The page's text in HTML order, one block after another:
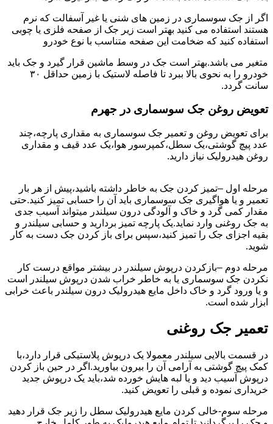
اگر از جک سوسماری در زمین های شنی یا غیر آسفالت که نرم
هستند استفاده می کنید بهتر است زیر جک از صفحه فلزی یا چوبی
استفاده کنید که ضخامت این صفحه متناسب با نوع خودرو
متغیر می باشد.بهتر است جک در وسط ماشین قرار گیرد و جک باید
خودرو را به نحوی بالا ببرد تا فاصله لاستیک با زمین حداقل ۳۰
سانت گردد.
تعویض روغن جک سوسماری در جهرم
برای تعویض روغن و تعمیر جک سوسماری به مقداری پارچه،چند
عدد پیچ گوشتی،یک سطل،کمپرسور هوا،یک عدد قیف و مقداری
روغن هیدرولیک نیاز دارید.
مرحله اول –تمیز کردن جک به خاطر داشته باشید،پیش از هر بار
تعمیر و یا هواگیری جک سوسماری باید آن را حسابی تمیز کنید.حتی
مقدار کمی گرد و خاک و آلودگی درون سیلندر میتواند آسیب جدی
به جک روغنی وارد نماید.یک پارچه تمیز بردارید و حسابی سیلندر و
بقیه اجزای جک را تمیز کنید،سپس برای باز کردن جک دست به کار
شوید.
مرحله دوم –بازکردن درپوش سیلندر در بیشتر مواقع درست کار
نکردن جک سوسماری یا به خاطر خراب شدن درپوش سیلندر است
و یا ورود گرد و خاک داخل مایع هیدرولیک درون سیلندر باعث خرابی
ابزار شده است.
تعمیر جک روغنی
در قسمت بالایی سیلندر معمولا یک درپوش پلاستیکی قرار دارد،با
کمک پیچ گوشتی به آرامی آن را بیرون بیاورید.اگر در حین باز کردن
درپوش آسیب دید و یا لبه هایش خورده شد،باید یک درپوش جدید
خریداری نموده و قبلی را تعویض کنید.
مرحله سوم-خالی کردن مایع هیدرولیک سطل را زیر جک قرار دهید